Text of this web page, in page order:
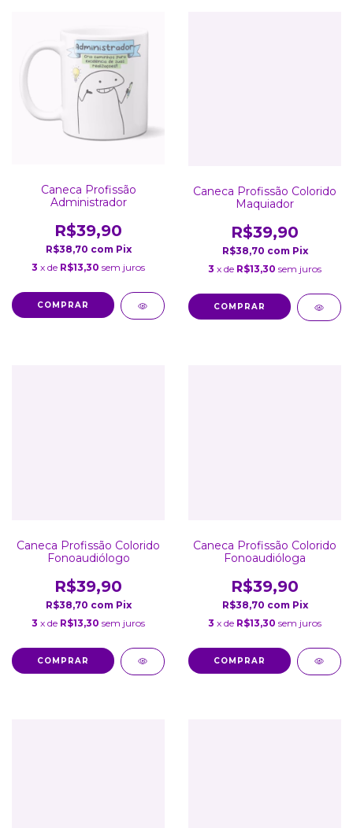
Caneca Profissão
Administrador
R$39,90
R$38,70 com Pix
3 x de R$13,30 sem juros
COMPRAR
Caneca Profissão Colorido
Maquiador
R$39,90
R$38,70 com Pix
3 x de R$13,30 sem juros
COMPRAR
Caneca Profissão Colorido
Fonoaudiólogo
R$39,90
R$38,70 com Pix
3 x de R$13,30 sem juros
COMPRAR
Caneca Profissão Colorido
Fonoaudióloga
R$39,90
R$38,70 com Pix
3 x de R$13,30 sem juros
COMPRAR